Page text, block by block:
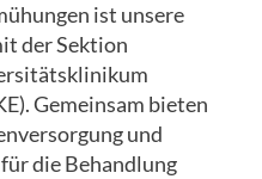
ist unsere
der Sektion
Gemeinsam bieten
und
die Behandlung